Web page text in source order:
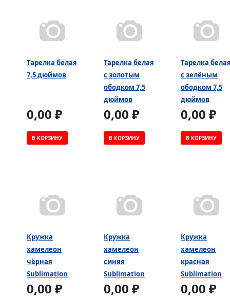
Тарелка белая
7,5 дюймов
0,00 ₽
В КОРЗИНУ
Тарелка белая
с золотым
ободком 7,5
дюймов
0,00 ₽
В КОРЗИНУ
Тарелка
с зелёным
ободком 7,5
дюймов
0,00 ₽
В КОРЗИНУ
Кружка
хамелеон
чёрная
Sublimation
0,00 ₽
Кружка
хамелеон
синяя
Sublimation
0,00 ₽
Кружка
хамелеон
красная
Sublimation
0,00 ₽